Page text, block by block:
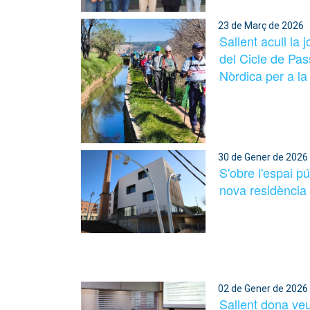
23 de Març de 2026
Sallent acull la
del Cicle de
Nòrdica per a
30 de Gener de 2026
S'obre l'espai
nova residència
02 de Gener de 2026
Sallent dona